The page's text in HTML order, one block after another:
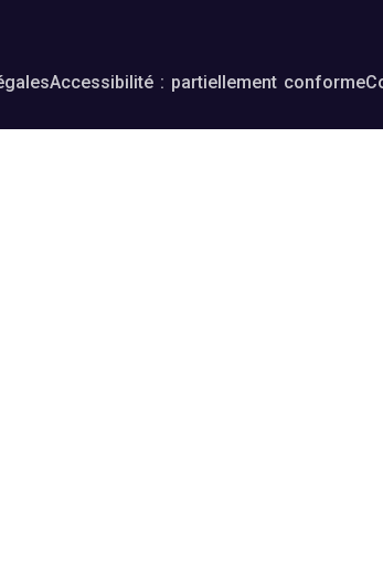
Accessibilité : partiellement conforme